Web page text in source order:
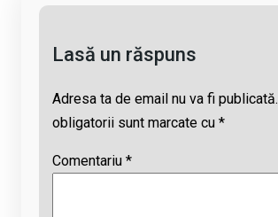
Lasă un răspuns
Adresa ta de email nu va fi publicată.
obligatorii sunt marcate cu *
Comentariu *